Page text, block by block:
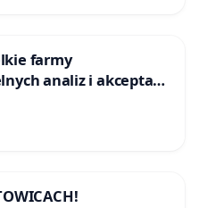
farmy
analiz i akceptacji